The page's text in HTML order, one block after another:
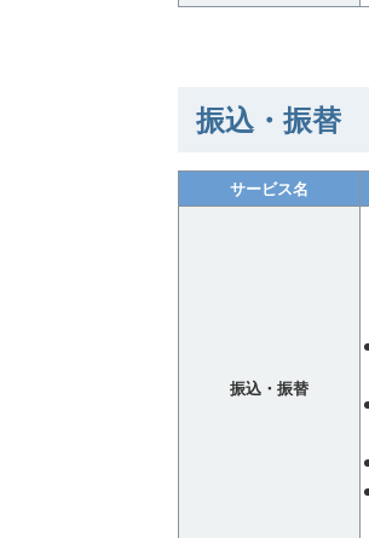
振込・振替
サービス名
振込・振替